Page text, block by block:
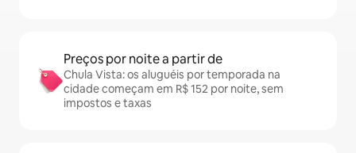
Preços por noite a partir de
Chula Vista: os aluguéis por temporada na
cidade começam em R$ 152 por noite, sem
impostos e taxas